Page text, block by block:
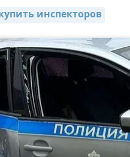
инспекторов